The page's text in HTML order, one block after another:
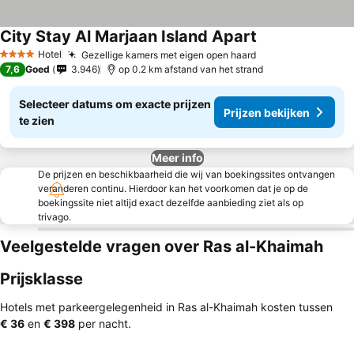
4 SterrenHotel Gezellige kamers met eigen open haard
City Stay Al Marjaan Island Apart
7,6 Goed 3.946 op 0.2 km afstand van het strand
Selecteer datums om exacte prijzen
te zien
Prijzen bekijken
Meer info
De prijzen en beschikbaarheid die wij van boekingssites ontvangen
veranderen continu. Hierdoor kan het voorkomen dat je op de
boekingssite niet altijd exact dezelfde aanbieding ziet als op
trivago.
Veelgestelde vragen over Ras al-Khaimah
Prijsklasse
Hotels met parkeergelegenheid in Ras al-Khaimah kosten tussen
‎€ 36 en ‎€ 398 per nacht.